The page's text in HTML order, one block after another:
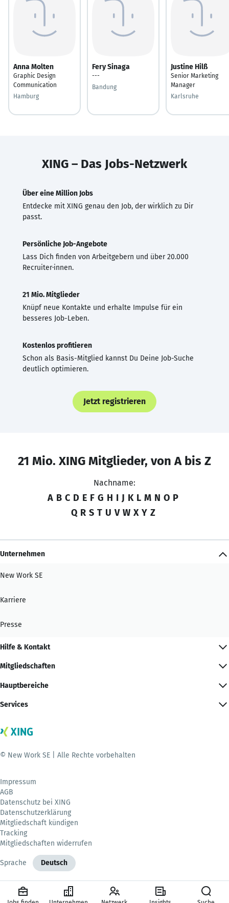
Anna Molten
Graphic Design
Communication
Hamburg
Fery Sinaga
---
Bandung
Justine Hilß
Senior Marketing
Manager
Karlsruhe
XING – Das Jobs-Netzwerk
Über eine Million Jobs
Entdecke mit XING genau den Job, der wirklich zu Dir
passt.
Persönliche Job-Angebote
Lass Dich finden von Arbeitgebern und über 20.000
Recruiter·innen.
21 Mio. Mitglieder
Knüpf neue Kontakte und erhalte Impulse für ein
besseres Job-Leben.
Kostenlos profitieren
Schon als Basis-Mitglied kannst Du Deine Job-Suche
deutlich optimieren.
Jetzt registrieren
21 Mio. XING Mitglieder, von A bis Z
Nachname:
A B C D E F G H I J K L M N O P
Q R S T U V W X Y Z
Unternehmen
New Work SE
Karriere
Presse
Hilfe & Kontakt
Mitgliedschaften
Hauptbereiche
Services
© New Work SE | Alle Rechte vorbehalten
Impressum
AGB
Datenschutz bei XING
Datenschutzerklärung
Mitgliedschaft kündigen
Tracking
Mitgliedschaften widerrufen
Sprache Deutsch